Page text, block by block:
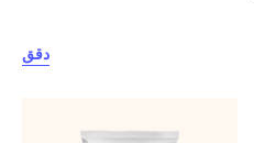
دقق